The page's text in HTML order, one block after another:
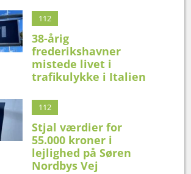
112
38-årig
frederikshavner
mistede livet i
trafikulykke i Italien
112
Stjal værdier for
55.000 kroner i
lejlighed på Søren
Nordbys Vej